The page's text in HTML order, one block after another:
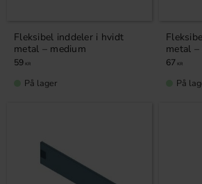
Fleksibel inddeler i hvidt
metal – medium
59 KR
På lager
metal
67 KR
På